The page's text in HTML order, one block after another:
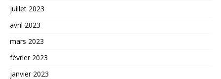
juillet 2023
avril 2023
mars 2023
février 2023
janvier 2023